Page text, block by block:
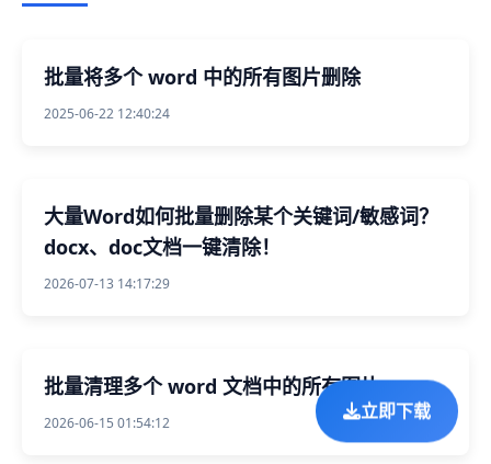
批量将多个 word 中的所有图片删除
2025-06-22 12:40:24
大量Word如何批量删除某个关键词/敏感词？
docx、doc文档一键清除！
2026-07-13 14:17:29
批量清理多个 word 文档中的所有图片
2026-06-15 01:54:12 立即下载